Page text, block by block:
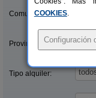
Comunidades:
Provincias/Islas:
Tipo alquiler:
COOKIES.